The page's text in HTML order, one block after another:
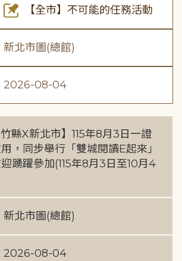
【全市】不可能的任務活動
新北市圖(總館)
2026-08-04
竹縣X新北市】115年8月3日一證
，同步舉行「雙城閱讀E起來」
踴躍參加(115年8月3日至10月4
新北市圖(總館)
2026-08-04